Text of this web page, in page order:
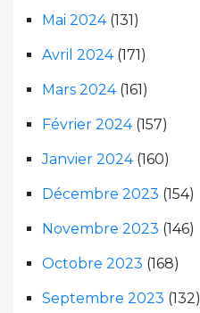
Mai 2024(131)
Avril 2024(171)
Mars 2024(161)
Février 2024(157)
Janvier 2024(160)
Décembre 2023 (154)
Novembre 2023 (146)
Octobre 2023 (168)
Septembre 2023 (132)